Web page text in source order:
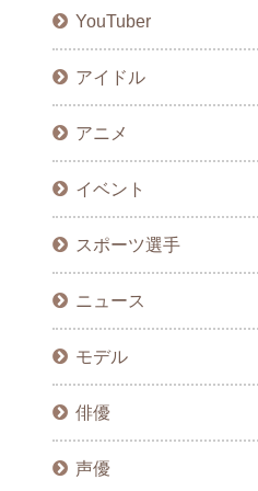
YouTuber
アイドル
アニメ
イベント
スポーツ選手
ニュース
モデル
俳優
声優